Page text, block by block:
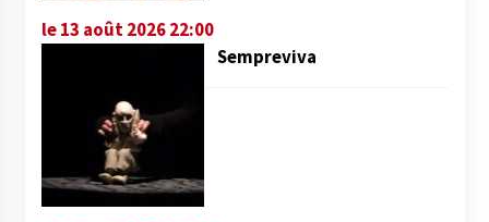
le 13 août 2026 22:00
Sempreviva